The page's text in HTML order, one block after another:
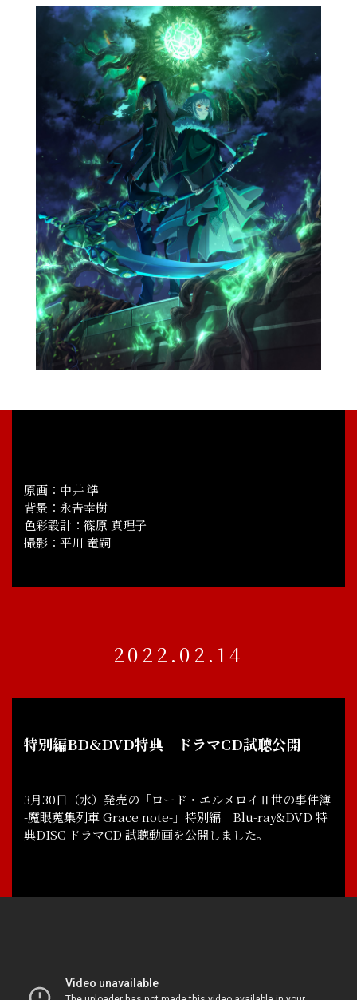
原画：中井 準
背景：永𠮷幸樹
色彩設計：篠原 真理子
撮影：平川 竜嗣
2022.02.14
特別編BD&DVD特典 ドラマCD試聴公開
3月30日（水）発売の「ロード・エルメロイⅡ世の事件簿
-魔眼蒐集列車 Grace note-」特別編 Blu-ray&DVD 特
典DISC ドラマCD 試聴動画を公開しました。